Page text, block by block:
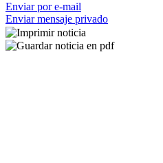
Enviar por e-mail
Enviar mensaje privado